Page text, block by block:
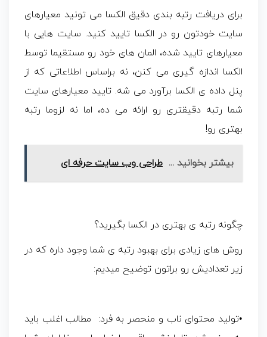
برای دریافت رتبه بندی دقیق الکسا می تونید معیارهای
سایت خودتون رو در الکسا تایید کنید. سایت هایی با
معیارهای تایید شده، المان های خود رو مستقیما توسط
الکسا اندازه گیری می کنن، نه براساس اطلاعاتی که از
پنل داده ی الکسا برآورد می شه. تایید معیارهای سایت
شما رتبه دقیقتری رو ارائه می ده، اما نه لزوما رتبه
بهتری رو!
بیشتر بخوانید ... طراحی وب سایت حرفه ای
چگونه رتبه ی بهتری در الکسا بگیرید؟
روش های زیادی برای بهبود رتبه ی شما وجود داره که در
زیر تعدادیش رو براتون توضیح میدیم:
•تولید محتوای ناب و منحصر به فرد: مطالب اغلب باید